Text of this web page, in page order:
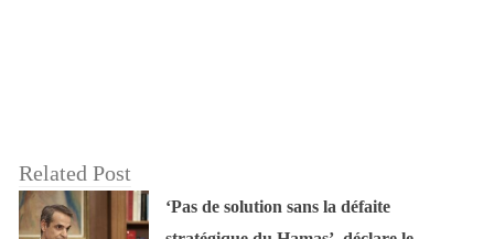
Related Post
‘Pas de solution sans la défaite